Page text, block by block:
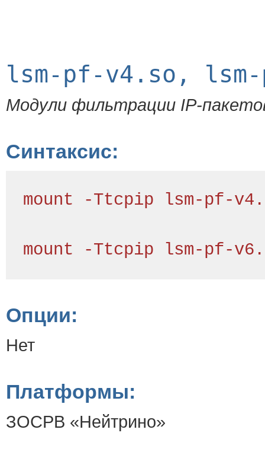
lsm-pf-v4.so,
Модули фильтрации IP-
Синтаксис:
mount -Ttcpip lsm-pf-
mount -Ttcpip lsm-pf-
Опции:
Нет
Платформы:
ЗОСРВ «Нейтрино»